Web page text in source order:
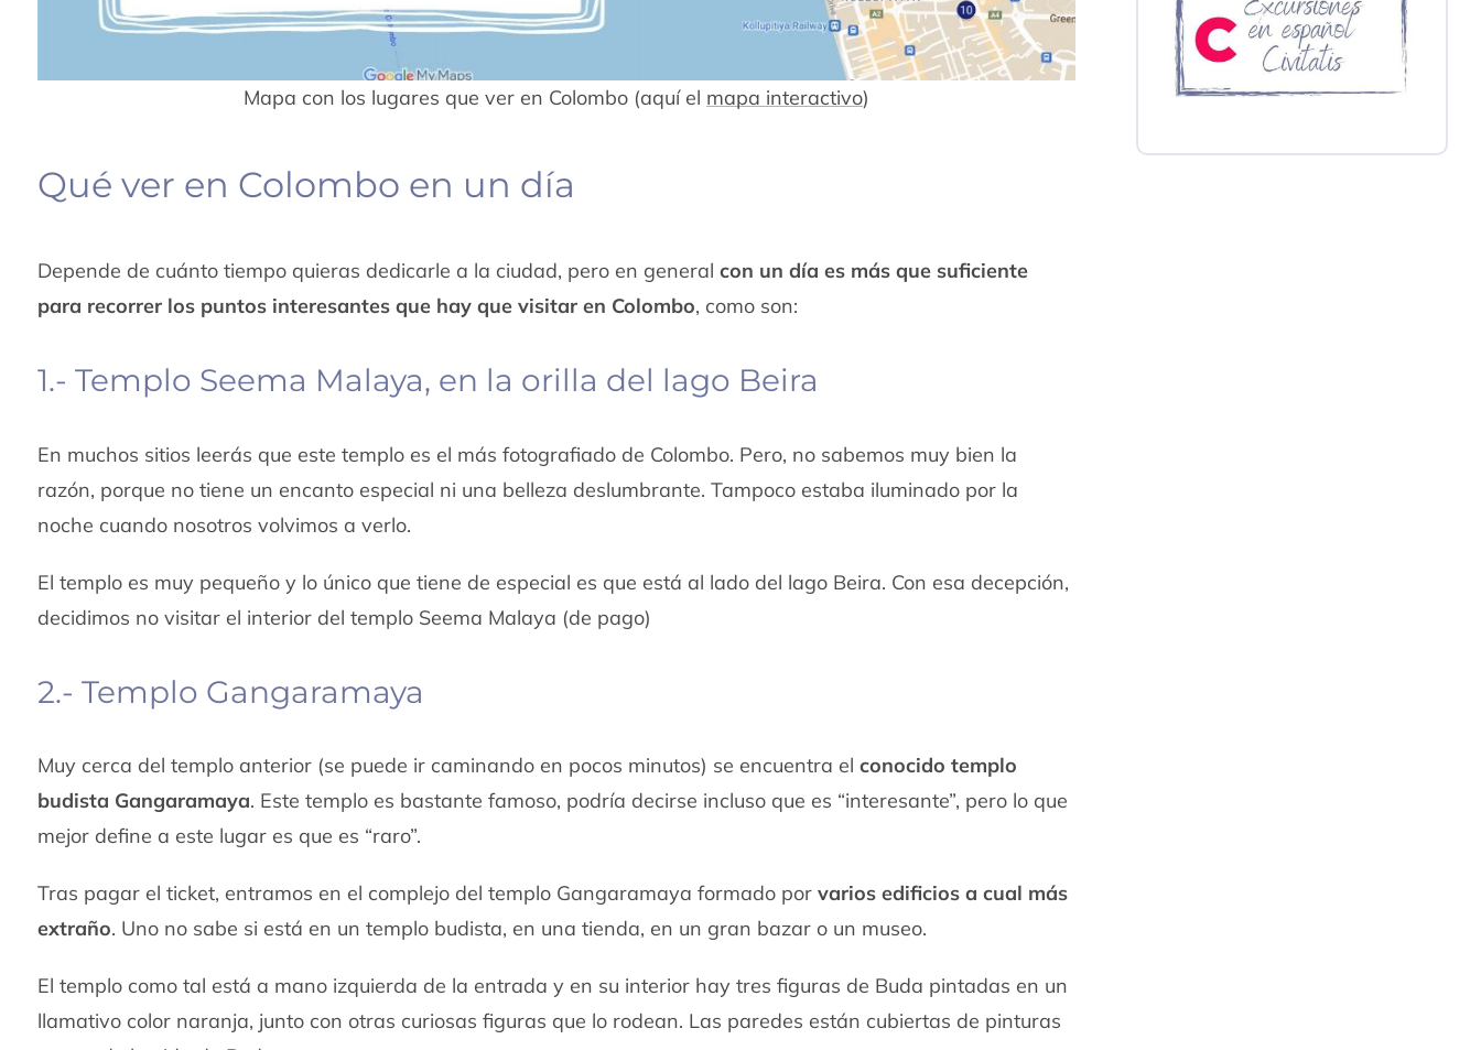
Mapa con los lugares que ver en Colombo (aquí el mapa interactivo)
Qué ver en Colombo en un día
Depende de cuánto tiempo quieras dedicarle a la ciudad, pero en generalcon un día es más que suficiente
para recorrer los puntos interesantes que hay que visitar en Colombo, como son:
1.- Templo Seema Malaya, en la orilla del lago Beira
En muchos sitios leerás que este templo es el más fotografiado de Colombo. Pero, no sabemos muy bien la
razón, porque no tiene un encanto especial ni una belleza deslumbrante. Tampoco estaba iluminado por la
noche cuando nosotros volvimos a verlo.
El templo es muy pequeño y lo único que tiene de especial es que está al lado del lago Beira. Con esa decepción,
decidimos no visitar el interior del templo Seema Malaya (de pago)
2.- Templo Gangaramaya
Muy cerca del templo anterior (se puede ir caminando en pocos minutos) se encuentra elconocido templo
budista Gangaramaya. Este templo es bastante famoso, podría decirse incluso que es “interesante”, pero lo que
mejor define a este lugar es que es “raro”.
Tras pagar el ticket, entramos en el complejo del templo Gangaramaya formado porvarios edificios a cual más
extraño. Uno no sabe si está en un templo budista, en una tienda, en un gran bazar o un museo.
El templo como tal está a mano izquierda de la entrada y en su interior hay tres figuras de Buda pintadas en un
llamativo color naranja, junto con otras curiosas figuras que lo rodean. Las paredes están cubiertas de pinturas